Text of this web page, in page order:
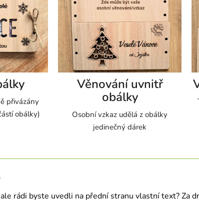
přivázány
obálky)
Věnování uvnitř
obálky
Osobní vzkaz udělá z obálky
jedinečný dárek
rádi byste uvedli na přední stranu vlastní text? Za